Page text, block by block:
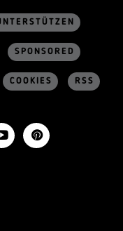
SPONSORED
COOKIES RSS